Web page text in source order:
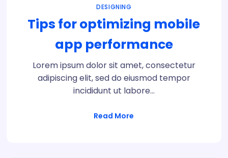
DESIGNING
Tips for optimizing mobile
app performance
Lorem ipsum dolor sit amet, consectetur
adipiscing elit, sed do eiusmod tempor
incididunt ut labore…
Read More